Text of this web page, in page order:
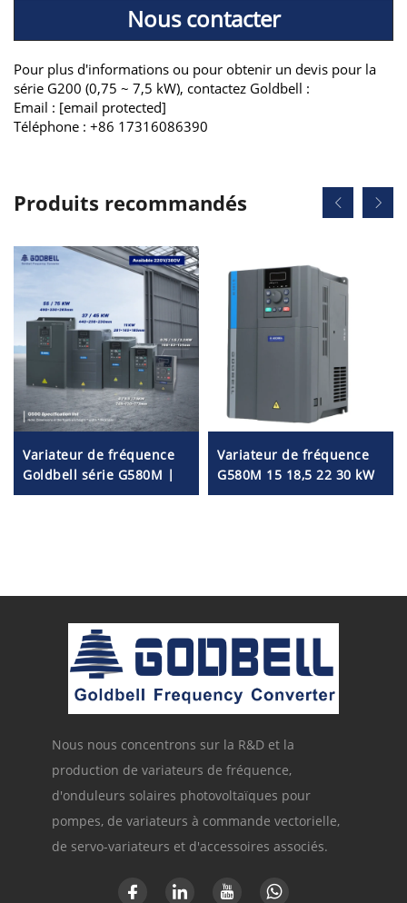
Nous contacter
Pour plus d'informations ou pour obtenir un devis pour la
série G200 (0,75 ~ 7,5 kW), contactez Goldbell :
Email : [email protected]
Téléphone : +86 17316086390
Produits recommandés
Variateur de fréquence
Goldbell série G580M |
0,4 kW – 800 kW |
Variateur de fréquence
G580M 15 18,5 22 30 kW
Nous nous concentrons sur la R&D et la
production de variateurs de fréquence,
d'onduleurs solaires photovoltaïques pour
pompes, de variateurs à commande vectorielle,
de servo-variateurs et d'accessoires associés.